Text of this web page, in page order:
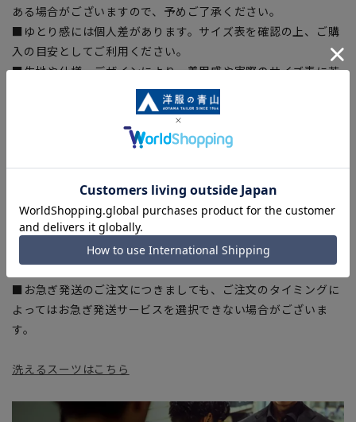
ある場合がございますので、予めご了承ください。
■ゆとり感には個人差があります。サイズ表を確認の上、ご購
入の目安としてご利用ください。
■生地や仕様・デザインにより、着用感や実際のサイズ表に若
干の誤差が生じる場合がございます。予めご了承ください。
■サイズスペックは仕上がりサイズを記載しております。一
部、商品現物におすすめサイズ(ヌードサイズ)を記載している
■ブラウザやお使いのモニター環境、また撮影時の室内外の光
加減により、実際の商品と掲載画像の色味が異なる場合がござ
います。
■店舗や各モールサイトと商品在庫を共有しております関係
上、ご注文いただいたタイミングにより欠品が発生し、ご注文
を完了できない場合がございます。予めご了承ください。
■お急ぎ発送のご注文につきましても、ご注文のタイミングに
よってはお急ぎ発送サービスを選択できない場合がございま
す。
洗えるスーツはこちら